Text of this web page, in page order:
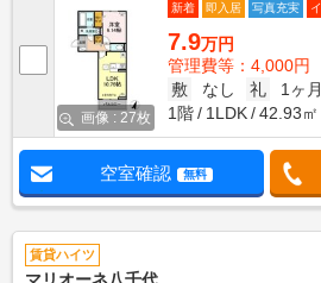
画像 : 27枚
新着 即入居 写真充実
7.9万円
管理費等：4,000円
敷
なし 礼
1ヶ月
1階
1LDK 42.93㎡
空室確認 無料
賃貸ハイツ